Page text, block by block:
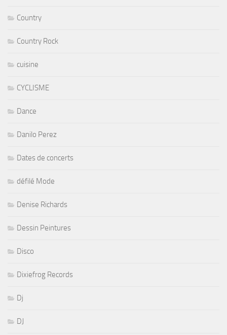
Country
Country Rock
cuisine
CYCLISME
Dance
Danilo Perez
Dates de concerts
défilé Mode
Denise Richards
Dessin Peintures
Disco
Dixiefrog Records
Dj
DJ